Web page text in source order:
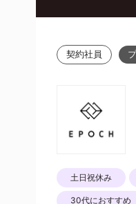
契約社員
土日祝休み
30代におすすめ